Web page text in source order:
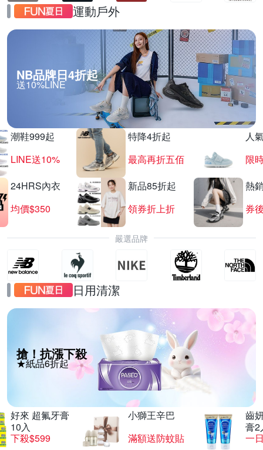
運動戶外
NB品牌日4折起
送10%LINE
潮鞋999起
LINE送10%
特降4折起
最高再折五佰
人
限
24HRS內衣
均價$350
新品85折起
領券折上折
熱
券
嚴選品牌
日用清潔
搶！抗漲下殺
★紙品6折起
好來 超氟牙膏
10入
下殺$599
小獅王辛巴
滿額送防蚊貼
齒
膏2
一